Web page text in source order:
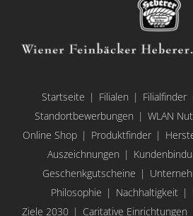
Startseite Filialen Filialfinder
Standortbewerbungen
WLAN
Online Shop
Produktfinder
Auszeichnungen
Geschenkgutscheine
Philosophie
Nachhaltigkeit
Ziele 2030
Caritative Einrichtungen